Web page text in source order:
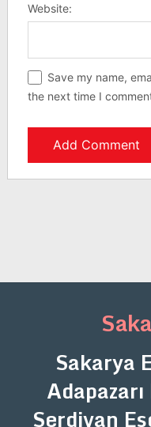
Website:
Save my name,
the next time I
Sakarya
Serdivan